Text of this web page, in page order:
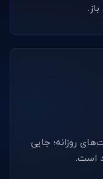
روزانه؛ جایی
است.